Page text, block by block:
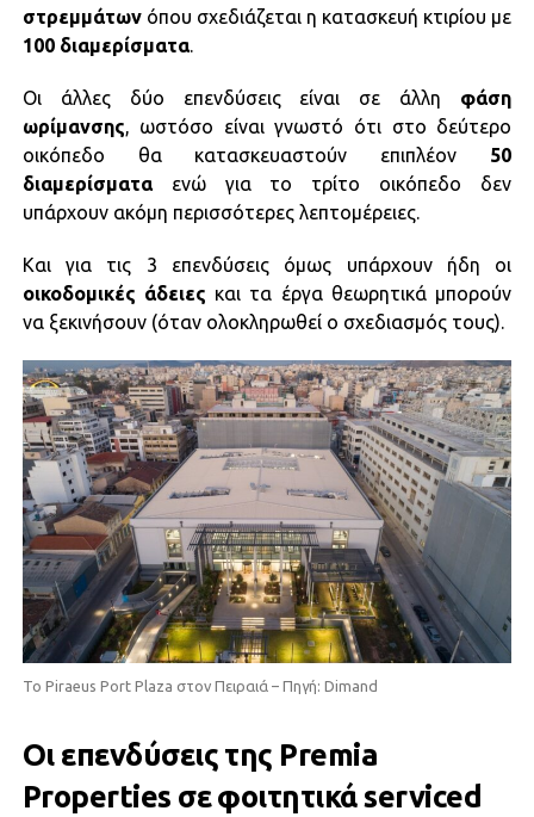
στρεμμάτωνόπου σχεδιάζεται η κατασκευή κτιρίου με
100 διαμερίσματα.
Οι άλλες δύο επενδύσεις είναι σε άλλη φάση
ωρίμανσης, ωστόσο είναι γνωστό ότι στο δεύτερο
οικόπεδο θα κατασκευαστούν επιπλέον 50
διαμερίσματαενώ για το τρίτο οικόπεδο δεν
υπάρχουν ακόμη περισσότερες λεπτομέρειες.
Και για τις 3 επενδύσεις όμως υπάρχουν ήδη οι
οικοδομικές άδειες και τα έργα θεωρητικά μπορούν
να ξεκινήσουν (όταν ολοκληρωθεί ο σχεδιασμός τους).
To Piraeus Port Plaza στον Πειραιά – Πηγή: Dimand
Οι επενδύσεις της Premia
Properties σε φοιτητικά serviced